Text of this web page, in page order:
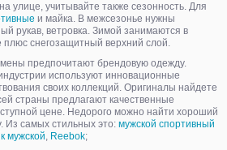
улице, учитывайте также сезонность. Для
и майка. В межсезонье нужны
рукав, ветровка. Зимой занимаются в
снегозащитный верхний слой.
предпочитают брендовую одежду.
используют инновационные
своих коллекций. Оригиналы найдете
страны предлагают качественные
цене. Недорого можно найти хороший
Из самых стильных это: мужской спортивный
мужской, Reebok;